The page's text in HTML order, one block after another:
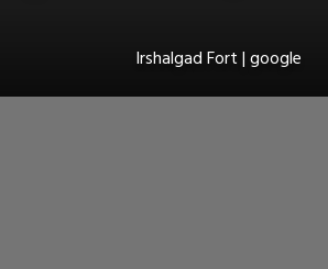
Irshalgad Fort | google